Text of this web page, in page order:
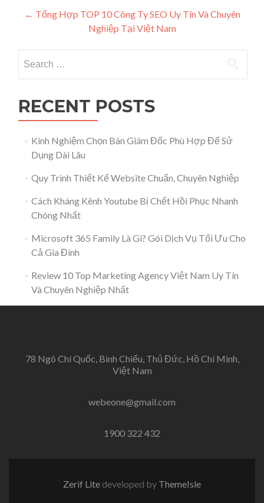
Post navigation
← Tổng Hợp TOP 10 Công Ty SEO Uy Tín Và Chuyên
Nghiệp Tại Việt Nam
RECENT POSTS
Kinh Nghiệm Chọn Bàn Giám Đốc Phù Hợp Để Sử
Dụng Dài Lâu
Quy Trình Thiết Kế Website Chuẩn, Chuyên Nghiệp
Cách Kháng Kênh Youtube Bị Chết Hồi Phục Nhanh
Chóng Nhất
Microsoft 365 Family Là Gì? Gói Dịch Vụ Tối Ưu Cho
Cả Gia Đình
Review 10 Top Marketing Agency Việt Nam Uy Tín
Và Chuyên Nghiệp Nhất
78 Ngô Chí Quốc, Bình Chiểu, Thủ Đức, Hồ Chí Minh,
Việt Nam
webeone@gmail.com
1900 322 432
Zerif Lite developed by ThemeIsle